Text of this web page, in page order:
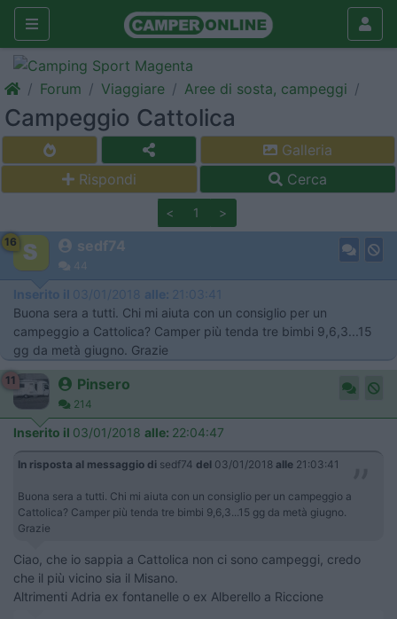
Forum Viaggiare Aree di sosta, campeggi
Campeggio Cattolica
Galleria
Rispondi
Cerca
< 1 >
16 sedf74
44
Inserito il 03/01/2018 alle: 21:03:41
Buona sera a tutti. Chi mi aiuta con un consiglio per un
campeggio a Cattolica? Camper più tenda tre bimbi 9,6,3...15
gg da metà giugno. Grazie
11 Pinsero
214
Inserito il 03/01/2018 alle: 22:04:47
In risposta al messaggio di sedf74 del 03/01/2018 alle 21:03:41
Buona sera a tutti. Chi mi aiuta con un consiglio per un campeggio a
Cattolica? Camper più tenda tre bimbi 9,6,3...15 gg da metà giugno.
Grazie
Ciao, che io sappia a Cattolica non ci sono campeggi, credo
che il più vicino sia il Misano.
Altrimenti Adria ex fontanelle o ex Alberello a Riccione